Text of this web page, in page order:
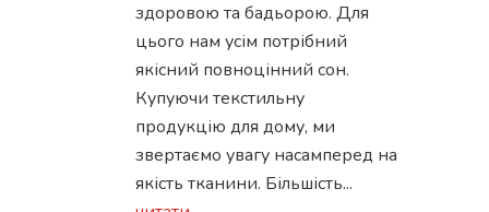
здоровою та бадьорою. Для
цього нам усім потрібний
якісний повноцінний сон.
Купуючи текстильну
продукцію для дому, ми
звертаємо увагу насамперед на
якість тканини. Більшість...